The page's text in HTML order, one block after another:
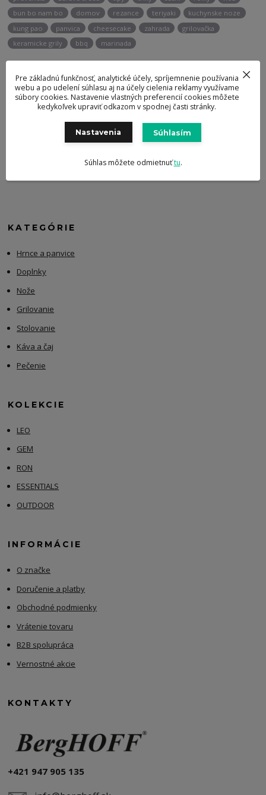
bun bo nam bo
domov rezance teriyaki
kuchynske noze
kung pao
panvica cheesecake zahrada
grilovačka
keramicke grily
bbq marinada
Potrebujete poradiť?
+421 947 905 135
info@berghoff.sk
KATEGÓRIE
Hrnce a panvice
Doplnky
Nože
Grilovanie
Stolovanie
Káva a čaj
Pečenie
KOLEKCIE
LEO
GEM
RON
ESSENTIALS
OUTDOOR
INFORMÁCIE
O značke
Doručenie a platby
Obchodné podmienky
Vrátenie tovaru
B2B spolupráca
Vernostné akcie
KONTAKTY
+421 947 905 135
Pre základnú funkčnosť, analytické účely, spríjemnenie používania
webu a po udelení súhlasu aj na účely cielenia reklamy využívame
súbory cookies. Nastavenie vlastných preferencií cookies môžete
kedykoľvek upraviť odkazom v spodnej časti stránky.
Nastavenia Súhlasím
Súhlas môžete odmietnuťtu.